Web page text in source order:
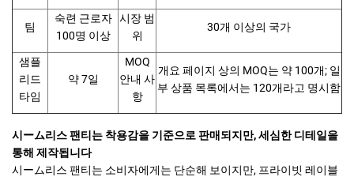
팀
숙련 근로자
100명 이상
시장 범
위
30개 이상의 국가
샘플
리드
타임
약 7일
MOQ
안내 사
항
개요 페이지 상의 MOQ는 약 100개; 일
부 상품 목록에서는 120개라고 명시함
시ーム리스 팬티는 착용감을 기준으로 판매되지만, 세심한 디테일을
통해 제작됩니다
시ーム리스 팬티는 소비자에게는 단순해 보이지만, 프라이빗 레이블